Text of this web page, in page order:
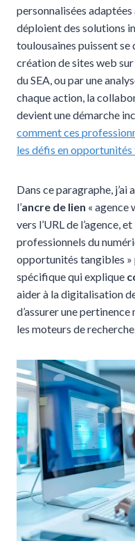
personnalisées adaptées
déploient des solutions
toulousaines puissent se
création de sites web
du SEA, ou par une
chaque action, la
devient une démarche
comment ces
les défis en
Dans ce paragraphe, j’ai
l’ancre de lien « agence
vers l’URL de l’agence,
professionnels du
opportunités tangibles »
spécifique qui explique
aider à la digitalisation
d’assurer une
les moteurs de